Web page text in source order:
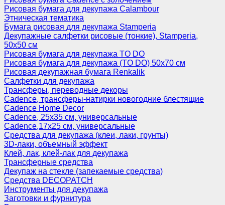
Рисовая бумага для декупажа Calambour
Этническая тематика
Бумага рисовая для декупажа Stamperia
Декупажные салфетки рисовые (тонкие), Stamperia,
50х50 см
Рисовая бумага для декупажа TO DO
Рисовая бумага для декупажа (TO DO) 50х70 см
Рисовая декупажная бумага Renkalik
Салфетки для декупажа
Трансферы, переводные декоры
Cadence, трансферы-натирки новогодние блестящие
Cadence Home Decor
Cadence, 25х35 см, универсальные
Cadence,17х25 см, универсальные
Средства для декупажа (клеи, лаки, грунты)
3D-лаки, объемный эффект
Клей, лак, клей-лак для декупажа
Трансферные средства
Декупаж на стекле (запекаемые средства)
Средства DECOPATCH
Инструменты для декупажа
Заготовки и фурнитура